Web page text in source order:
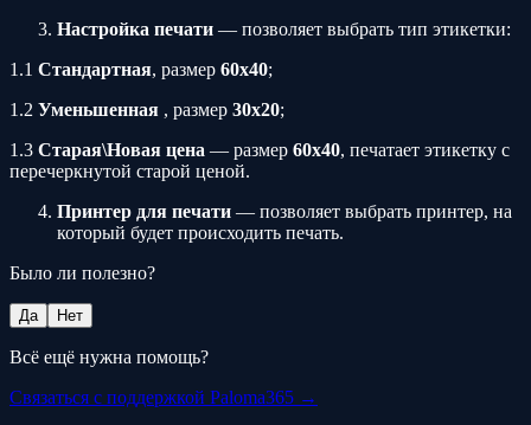
Настройка печати — позволяет выбрать тип этикетки:
1.1 Стандартная, размер 60х40;
1.2 Уменьшенная , размер 30х20;
1.3 Старая\Новая цена — размер 60х40, печатает этикетку с
перечеркнутой старой ценой.
Принтер для печати — позволяет выбрать принтер, на
который будет происходить печать.
Было ли полезно?
Да Нет
Всё ещё нужна помощь?
Связаться с поддержкой Paloma365 →